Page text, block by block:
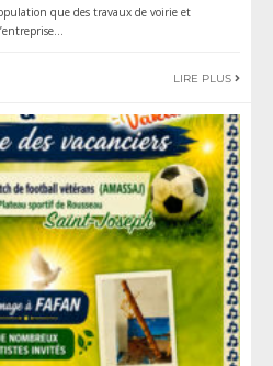
que des travaux de voirie et
...
LIRE PLUS